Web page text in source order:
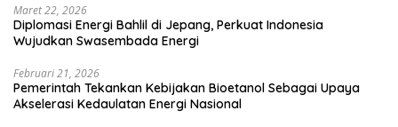
Maret 22, 2026
Diplomasi Energi Bahlil di Jepang, Perkuat Indonesia
Wujudkan Swasembada Energi
Februari 21, 2026
Pemerintah Tekankan Kebijakan Bioetanol Sebagai Upaya
Akselerasi Kedaulatan Energi Nasional